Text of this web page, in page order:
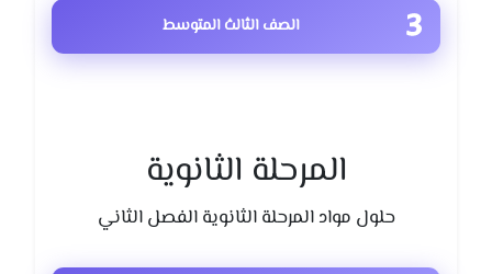
الصف الثالث المتوسط
المرحلة الثانوية
حلول مواد المرحلة الثانوية الفصل الثاني